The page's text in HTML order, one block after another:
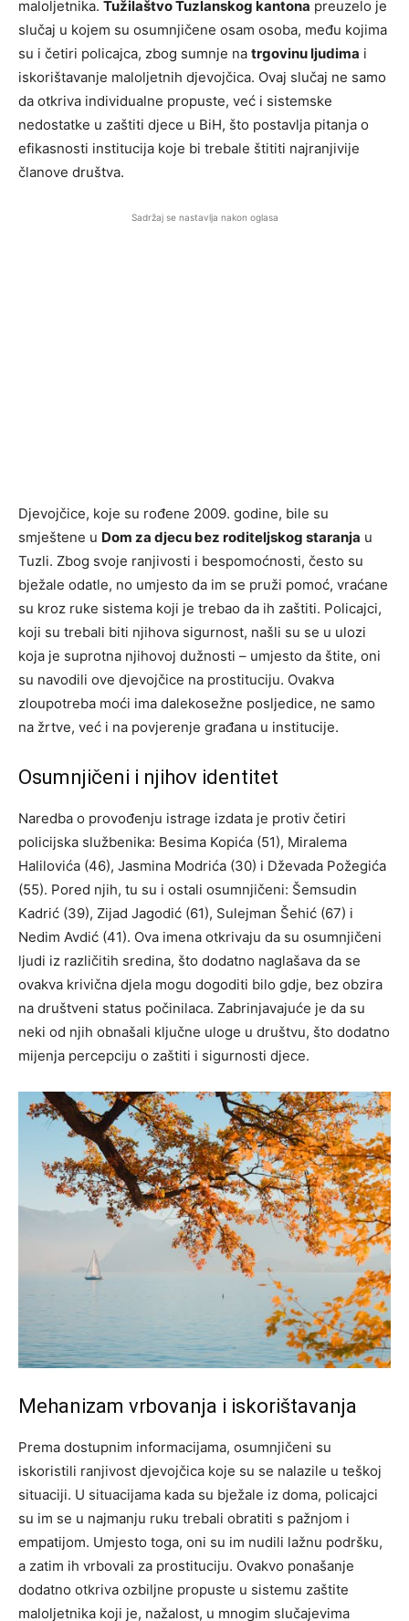
maloljetnika. Tužilaštvo Tuzlanskog kantona preuzelo je
slučaj u kojem su osumnjičene osam osoba, među kojima
su i četiri policajca, zbog sumnje na trgovinu ljudima i
iskorištavanje maloljetnih djevojčica. Ovaj slučaj ne samo
da otkriva individualne propuste, već i sistemske
nedostatke u zaštiti djece u BiH, što postavlja pitanja o
efikasnosti institucija koje bi trebale štititi najranjivije
članove društva.
Sadržaj se nastavlja nakon oglasa
Djevojčice, koje su rođene 2009. godine, bile su
smještene u Dom za djecu bez roditeljskog staranja u
Tuzli. Zbog svoje ranjivosti i bespomoćnosti, često su
bježale odatle, no umjesto da im se pruži pomoć, vraćane
su kroz ruke sistema koji je trebao da ih zaštiti. Policajci,
koji su trebali biti njihova sigurnost, našli su se u ulozi
koja je suprotna njihovoj dužnosti – umjesto da štite, oni
su navodili ove djevojčice na prostituciju. Ovakva
zloupotreba moći ima dalekosežne posljedice, ne samo
na žrtve, već i na povjerenje građana u institucije.
Osumnjičeni i njihov identitet
Naredba o provođenju istrage izdata je protiv četiri
policijska službenika: Besima Kopića (51), Miralema
Halilovića (46), Jasmina Modrića (30) i Dževada Požegića
(55). Pored njih, tu su i ostali osumnjičeni: Šemsudin
Kadrić (39), Zijad Jagodić (61), Sulejman Šehić (67) i
Nedim Avdić (41). Ova imena otkrivaju da su osumnjičeni
ljudi iz različitih sredina, što dodatno naglašava da se
ovakva krivična djela mogu dogoditi bilo gdje, bez obzira
na društveni status počinilaca. Zabrinjavajuće je da su
neki od njih obnašali ključne uloge u društvu, što dodatno
mijenja percepciju o zaštiti i sigurnosti djece.
Mehanizam vrbovanja i iskorištavanja
Prema dostupnim informacijama, osumnjičeni su
iskoristili ranjivost djevojčica koje su se nalazile u teškoj
situaciji. U situacijama kada su bježale iz doma, policajci
su im se u najmanju ruku trebali obratiti s pažnjom i
empatijom. Umjesto toga, oni su im nudili lažnu podršku,
a zatim ih vrbovali za prostituciju. Ovakvo ponašanje
dodatno otkriva ozbiljne propuste u sistemu zaštite
maloljetnika koji je, nažalost, u mnogim slučajevima